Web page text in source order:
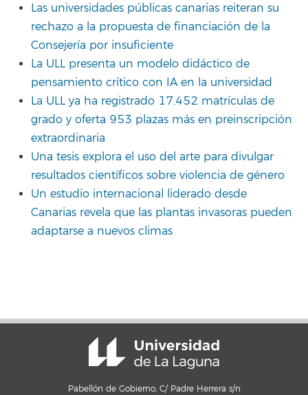
Las universidades públicas canarias reiteran su
rechazo a la propuesta de financiación de la
Consejería por insuficiente
La ULL presenta un modelo didáctico de
pensamiento crítico con IA en la universidad
La ULL ya ha registrado 17.452 matrículas de
grado y oferta 953 plazas más en preinscripción
extraordinaria
Una tesis explora el uso del arte para divulgar
resultados científicos sobre violencia de género
Un estudio internacional liderado desde
Canarias revela que las plantas invasoras pueden
adaptarse a nuevos climas
Pabellón de Gobierno, C/ Padre Herrera s/n